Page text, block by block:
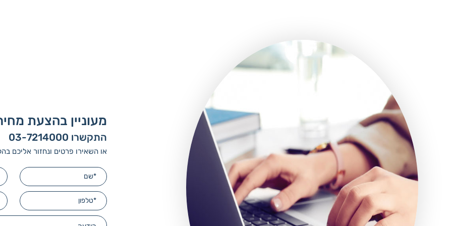
מעוניין בהצעת
התקשרו 03-7214000
או השאירו פרטים ונחזור אליכם